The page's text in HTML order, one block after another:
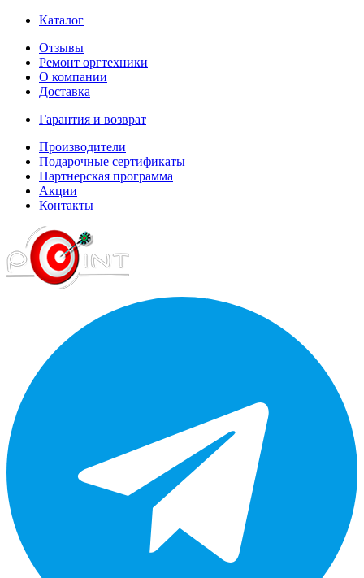
Каталог
Отзывы
Ремонт оргтехники
О компании
Доставка
Гарантия и возврат
Производители
Подарочные сертификаты
Партнерская программа
Акции
Контакты